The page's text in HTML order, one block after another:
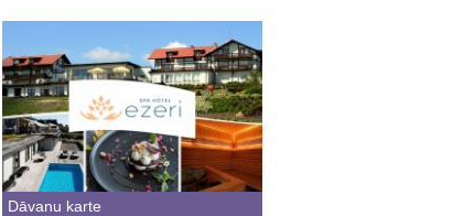
Dāvanu karte